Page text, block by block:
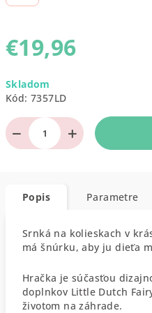
€19,96
cena:
Skladom
Kód: 7357LD
+
−
Popis Parametre
Srnká na kolieskach v
má šnúrku, aby ju dieťa
Hračka je súčasťou
doplnkov Little Dutch
životom na záhrade.